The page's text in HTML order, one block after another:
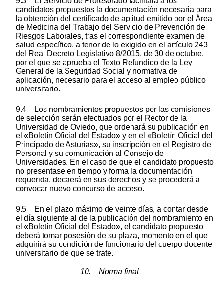
candidatos propuestos la documentación necesaria para
la obtención del certificado de aptitud emitido por el Área
de Medicina del Trabajo del Servicio de Prevención de
Riesgos Laborales, tras el correspondiente examen de
salud específico, a tenor de lo exigido en el artículo 243
del Real Decreto Legislativo 8/2015, de 30 de octubre,
por el que se aprueba el Texto Refundido de la Ley
General de la Seguridad Social y normativa de
aplicación, necesario para el acceso al empleo público
universitario.
9.4 Los nombramientos propuestos por las comisiones
de selección serán efectuados por el Rector de la
Universidad de Oviedo, que ordenará su publicación en
el «Boletín Oficial del Estado» y en el «Boletín Oficial del
Principado de Asturias», su inscripción en el Registro de
Personal y su comunicación al Consejo de
Universidades. En el caso de que el candidato propuesto
no presentase en tiempo y forma la documentación
requerida, decaerá en sus derechos y se procederá a
convocar nuevo concurso de acceso.
9.5 En el plazo máximo de veinte días, a contar desde
el día siguiente al de la publicación del nombramiento en
el «Boletín Oficial del Estado», el candidato propuesto
deberá tomar posesión de su plaza, momento en el que
adquirirá su condición de funcionario del cuerpo docente
universitario de que se trate.
10. Norma final